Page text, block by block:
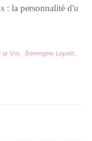
: la personnalité d'u
ar Vro, Bérengère Lepetit,